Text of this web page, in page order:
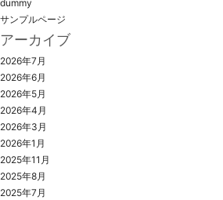
dummy
サンプルページ
アーカイブ
2026年7月
2026年6月
2026年5月
2026年4月
2026年3月
2026年1月
2025年11月
2025年8月
2025年7月